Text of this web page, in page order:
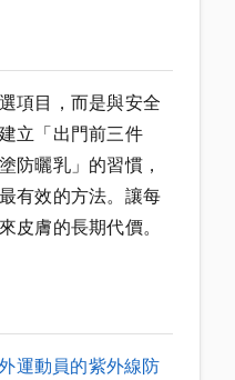
項目，而是與安全
立「出門前三件
防曬乳」的習慣，
有效的方法。讓每
皮膚的長期代價。
運動員的紫外線防